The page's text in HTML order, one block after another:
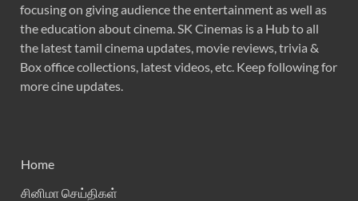
focusing on giving audience the entertainment as well as
the education about cinema. SK Cinemas is a Hub to all
the latest tamil cinema updates, movie reviews, trivia &
Box office collections, latest videos, etc. Keep following for
more cine updates.
Home
சினிமா செய்திகள்